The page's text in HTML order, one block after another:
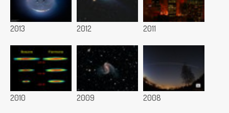
2013 2012 2011
2010 2009 2008